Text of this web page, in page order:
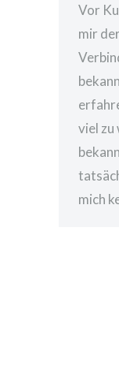
Vor
mir
viel zu
mich